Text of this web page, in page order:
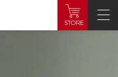
STORE